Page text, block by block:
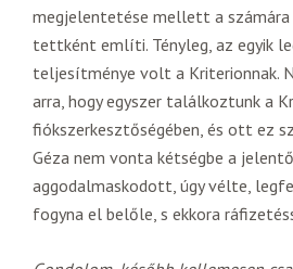
megjelentetése mellett a
tettként említi. Tényleg, az egyik
teljesítménye volt a Kriterionnak.
arra, hogy egyszer találkoztunk a
fiókszerkesztőségében, és ott ez
Géza nem vonta kétségbe a
aggodalmaskodott, úgy vélte,
fogyna el belőle, s ekkora